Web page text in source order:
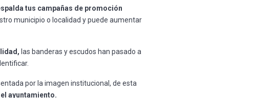
tus campañas de promoción
municipio o localidad y puede aumentar
las banderas y escudos han pasado a
por la imagen institucional, de esta
ayuntamiento.